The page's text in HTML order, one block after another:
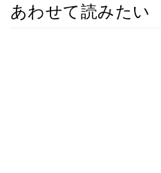
あわせて読みたい